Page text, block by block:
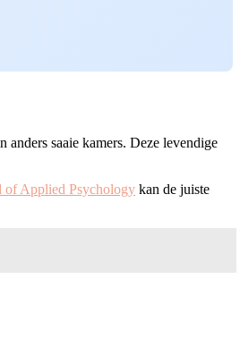
saaie kamers. Deze levendige
of Applied Psychology kan de juiste